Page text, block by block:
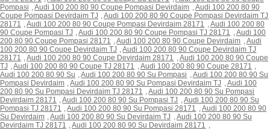
Pompasi ,Audi 100 200 80 90 Coupe Pompasi Devirdaim ,Audi 100 200 80 90
Coupe Pompasi Devirdaim TJ ,Audi 100 200 80 90 Coupe Pompasi Devirdaim TJ
28171 ,Audi 100 200 80 90 Coupe Pompasi Devirdaim 28171 ,Audi 100 200 80
90 Coupe Pompasi TJ ,Audi 100 200 80 90 Coupe Pompasi TJ 28171 ,Audi 100
200 80 90 Coupe Pompasi 28171 ,Audi 100 200 80 90 Coupe Devirdaim ,Audi
100 200 80 90 Coupe Devirdaim TJ ,Audi 100 200 80 90 Coupe Devirdaim TJ
28171 ,Audi 100 200 80 90 Coupe Devirdaim 28171 ,Audi 100 200 80 90 Coupe
TJ ,Audi 100 200 80 90 Coupe TJ 28171 ,Audi 100 200 80 90 Coupe 28171 ,
Audi 100 200 80 90 Su ,Audi 100 200 80 90 Su Pompasi ,Audi 100 200 80 90 Su
Pompasi Devirdaim ,Audi 100 200 80 90 Su Pompasi Devirdaim TJ ,Audi 100
200 80 90 Su Pompasi Devirdaim TJ 28171 ,Audi 100 200 80 90 Su Pompasi
Devirdaim 28171 ,Audi 100 200 80 90 Su Pompasi TJ ,Audi 100 200 80 90 Su
Pompasi TJ 28171 ,Audi 100 200 80 90 Su Pompasi 28171 ,Audi 100 200 80 90
Su Devirdaim ,Audi 100 200 80 90 Su Devirdaim TJ ,Audi 100 200 80 90 Su
Devirdaim TJ 28171 ,Audi 100 200 80 90 Su Devirdaim 28171 ,